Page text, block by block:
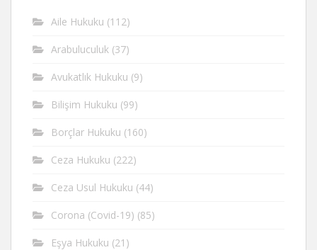
Aile Hukuku (112)
Arabuluculuk (37)
Avukatlık Hukuku (9)
Bilişim Hukuku (99)
Borçlar Hukuku (160)
Ceza Hukuku (222)
Ceza Usul Hukuku (44)
Corona (Covid-19) (85)
Eşya Hukuku (21)